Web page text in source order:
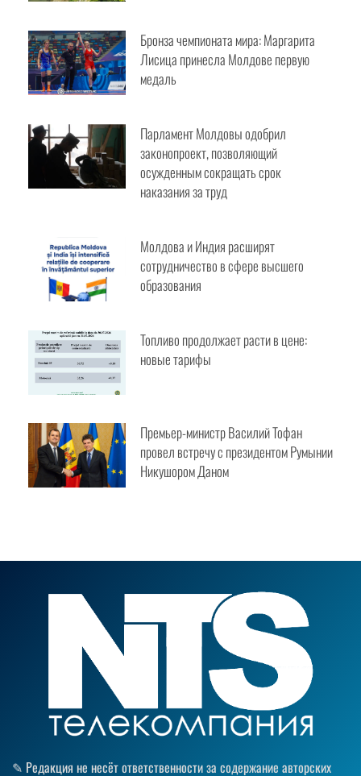
Бронза чемпионата мира: Маргарита
Лисица принесла Молдове первую
медаль
Парламент Молдовы одобрил
законопроект, позволяющий
осужденным сокращать срок
наказания за труд
Молдова и Индия расширят
сотрудничество в сфере высшего
образования
Топливо продолжает расти в цене:
новые тарифы
Премьер-министр Василий Тофан
провел встречу с президентом
Румынии Никушором Даном
✎ Редакция не несёт ответственности за содержание авторских